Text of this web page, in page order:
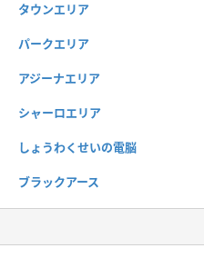
タウンエリア
パークエリア
アジーナエリア
シャーロエリア
しょうわくせいの電脳
ブラックアース